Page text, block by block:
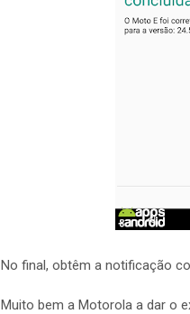
No final, obtêm a notificação
Muito bem a Motorola a dar o